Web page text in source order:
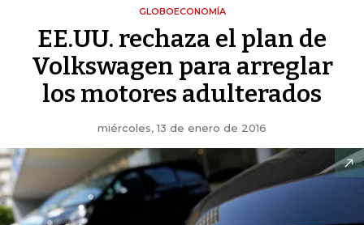
GLOBOECONOMÍA
EE.UU. rechaza el plan de
Volkswagen para arreglar
los motores adulterados
miércoles, 13 de enero de 2016